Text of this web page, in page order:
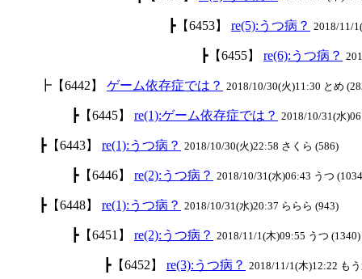
┣【6453】 re(5):うつ病？ 2018/11/
┣【6455】 re(6):うつ病？
┣【6442】 ゲーム依存症では？ 2018/10/30(火)11:30 とめ
┣【6445】 re(1):ゲーム依存症では？ 2018/10/31(水
┣【6443】 re(1):うつ病？ 2018/10/30(火)22:58 さくら (586)
┣【6446】 re(2):うつ病？ 2018/10/31(水)06:43 うつ
┣【6448】 re(1):うつ病？ 2018/10/31(水)20:37 ららら (943)
┣【6451】 re(2):うつ病？ 2018/11/1(木)09:55 うつ (1340)
┣【6452】 re(3):うつ病？ 2018/11/1(木)12:22 も